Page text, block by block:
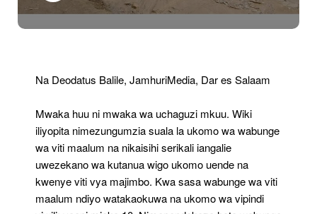
Na Deodatus Balile, JamhuriMedia, Dar es Salaam
Mwaka huu ni mwaka wa uchaguzi mkuu. Wiki
iliyopita nimezungumzia suala la ukomo wa wabunge
wa viti maalum na nikaisihi serikali iangalie
uwezekano wa kutanua wigo ukomo uende na
kwenye viti vya majimbo. Kwa sasa wabunge wa viti
maalum ndiyo watakaokuwa na ukomo wa vipindi